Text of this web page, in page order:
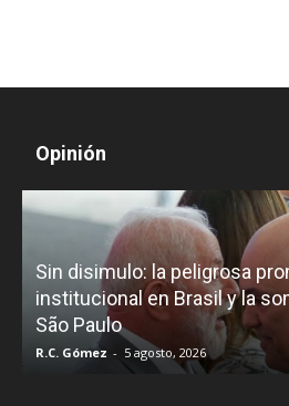
Opinión
Sin disimulo: la peligrosa
institucional en Brasil y la
São Paulo
R.C. Gómez - 5 agosto, 2026